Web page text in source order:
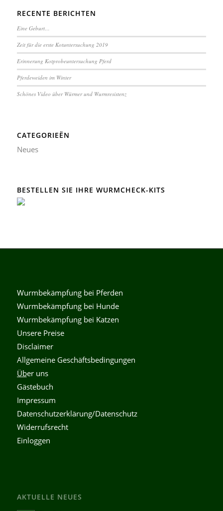
RECENTE BERICHTEN
Eine Geburt…
Zeit für die erste Kotuntersuchung 2019
Erinnerung Kotprobeuntersuchung Pferd
Pferdeweiden im Winter
Schönes Video über Würmer und Wurmresistenz
CATEGORIEËN
Neues
BESTELLEN SIE IHRE WURMCHECK-KITS
Wurmbekämpfung bei Pferden
Wurmbekämpfung bei Hunde
Wurmbekämpfung bei Katzen
Unsere Preise
Disclaimer
Allgemeine Geschäftsbedingungen
Über uns
Gästebuch
Impressum
Datenschutzerklärung/Datenschutz
Widerrufsrecht
Einloggen
AKTUELLE NEUES